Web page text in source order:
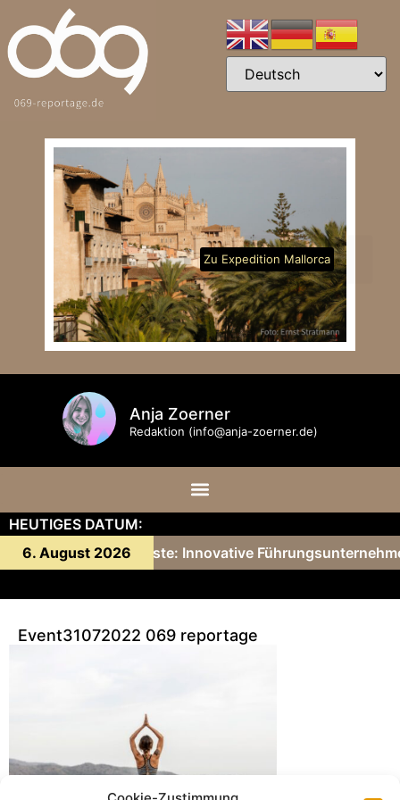
Zu Expedition Mallorca
Anja Zoerner
Redaktion (info@anja-zoerner.de)
HEUTIGES DATUM:
6. August 2026
Gärtner und ihre Gäste: Innovative
Event31072022 069 reportage